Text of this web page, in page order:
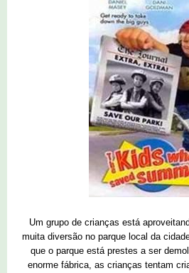
Um grupo de crianças está
muita diversão no parque local da
que o parque está prestes a ser
enorme fábrica, as crianças tentam